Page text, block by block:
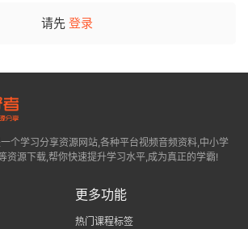
请先 登录
个学习分享资源网站,各种平台视频音频资料,中小学
资源下载,帮你快速提升学习水平,成为真正的学霸!
更多功能
热门课程标签